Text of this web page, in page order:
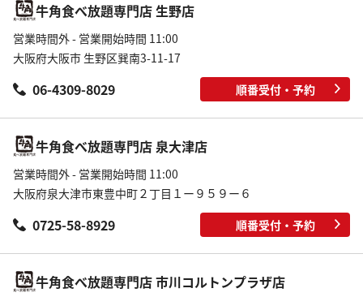
牛角食べ放題専門店 生野店
営業時間外 - 営業開始時間 11:00
大阪府大阪市 生野区巽南3-11-17
06-4309-8029 順番受付・予約
牛角食べ放題専門店 泉大津店
営業時間外 - 営業開始時間 11:00
大阪府泉大津市東豊中町２丁目１ー９５９ー６
0725-58-8929 順番受付・予約
牛角食べ放題専門店 市川コルトンプラザ店